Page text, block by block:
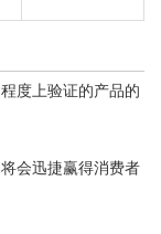
度上验证的产品的
会迅捷赢得消费者